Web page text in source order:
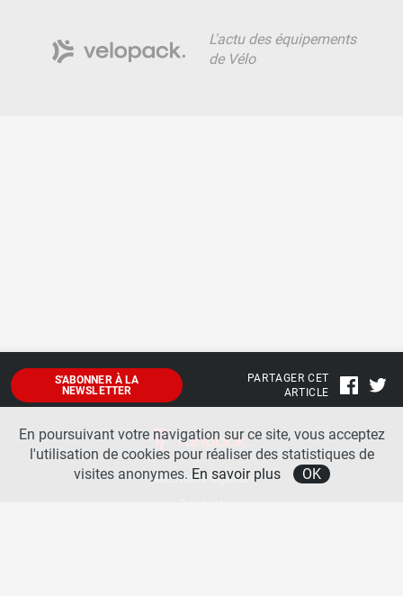
L'actu des équipements
de Vélo
S'ABONNER À LA
NEWSLETTER
PARTAGER CET
ARTICLE
Mentions légales
En poursuivant votre navigation sur ce site, vous acceptez
l'utilisation de cookies pour réaliser des statistiques de
visites anonymes. En savoir plus OK